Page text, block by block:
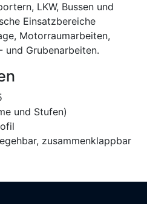
LKW, Bussen und
Einsatzbereiche
Motorraumarbeiten,
und Grubenarbeiten.
und Stufen)
zusammenklappbar